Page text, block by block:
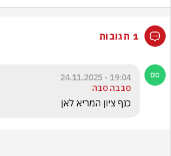
1 תגובות
19:04 - 24.11.2025
סבבה סבה
כנף ציון המריא לאן